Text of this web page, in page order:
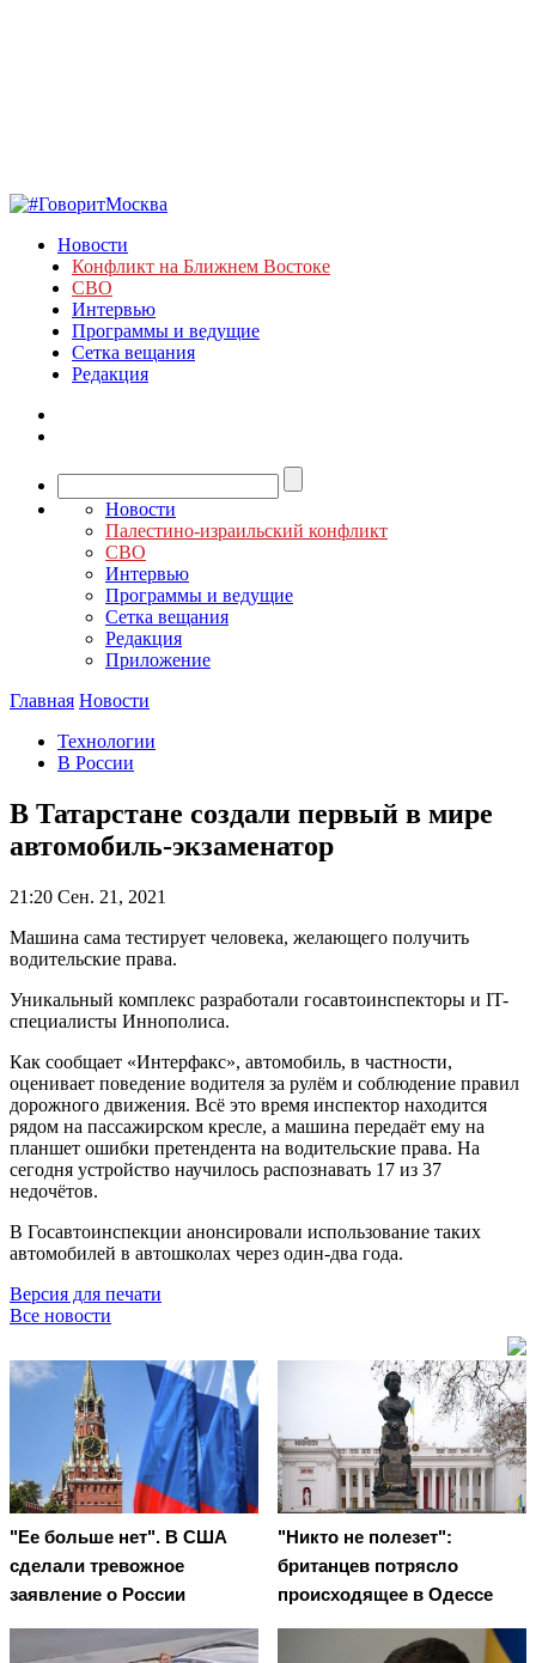
Новости
Конфликт на Ближнем Востоке
СВО
Интервью
Программы и ведущие
Сетка вещания
Редакция
Новости
Палестино-израильский конфликт
СВО
Интервью
Программы и ведущие
Сетка вещания
Редакция
Приложение
Главная Новости
Технологии
В России
В Татарстане создали первый в мире
автомобиль-экзаменатор
21:20 Сен. 21, 2021
Машина сама тестирует человека, желающего получить
водительские права.
Уникальный комплекс разработали госавтоинспекторы и IT-
специалисты Иннополиса.
Как сообщает «Интерфакс», автомобиль, в частности,
оценивает поведение водителя за рулём и соблюдение правил
дорожного движения. Всё это время инспектор находится
рядом на пассажирском кресле, а машина передаёт ему на
планшет ошибки претендента на водительские права. На
сегодня устройство научилось распознавать 17 из 37
недочётов.
В Госавтоинспекции анонсировали использование таких
автомобилей в автошколах через один-два года.
Версия для печати
Все новости
"Ее больше нет". В США
сделали тревожное
заявление о России
"Никто не полезет":
британцев потрясло
происходящее в Одессе